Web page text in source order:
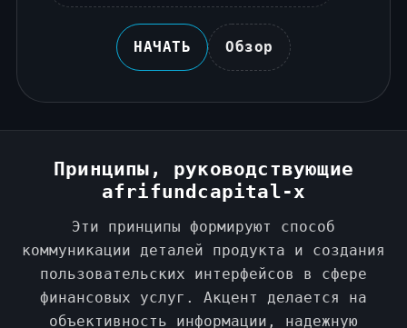
НАЧАТЬ Обзор
Принципы, руководствующие
afrifundcapital-x
Эти принципы формируют способ
коммуникации деталей продукта и создания
пользовательских интерфейсов в сфере
финансовых услуг. Акцент делается на
объективность информации, надежную